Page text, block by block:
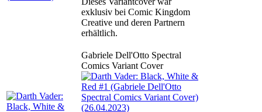
exklusiv bei Comic Kingdom
Creative und deren Partnern
erhältlich.
Gabriele Dell'Otto Spectral
Comics Variant Cover